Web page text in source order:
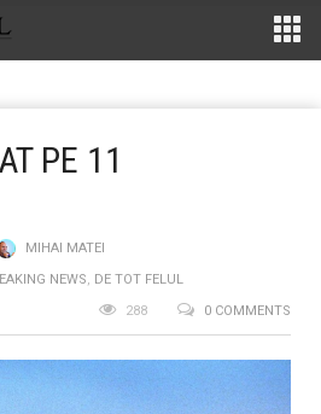
PE 11
MIHAI MATEI
NEWS, DE TOT FELUL
0 COMMENTS
288